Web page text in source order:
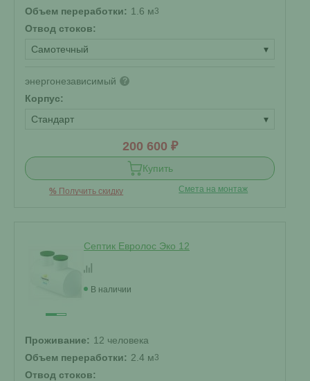
Объем переработки: 1.6 м3
Отвод стоков:
Самотечный
▾
энергонезависимый ?
Корпус:
Стандарт
▾
200 600 ₽
Купить
% Получить скидку Смета на монтаж
Септик Евролос Эко 12
В наличии
Проживание: 12 человека
Объем переработки: 2.4 м3
Отвод стоков: